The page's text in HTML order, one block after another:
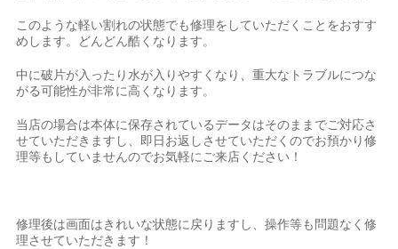
このような軽い割れの状態でも修理をしていただくことをおすす
めします。どんどん酷くなります。
中に破片が入ったり水が入りやすくなり、重大なトラブルにつな
がる可能性が非常に高くなります。
当店の場合は本体に保存されているデータはそのままでご対応さ
せていただきますし、即日お返しさせていただくのでお預かり修
理等もしていませんのでお気軽にご来店ください！
修理後は画面はきれいな状態に戻りますし、操作等も問題なく修
理させていただきます！